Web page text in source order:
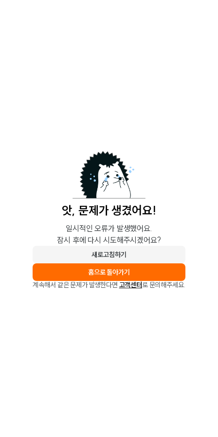
앗, 문제가 생겼어요!
일시적인 오류가 발생했어요.
잠시 후에 다시 시도해주시겠어요?
새로고침하기
홈으로 돌아가기
계속해서 같은 문제가 발생한다면 고객센터로 문의해주세요.